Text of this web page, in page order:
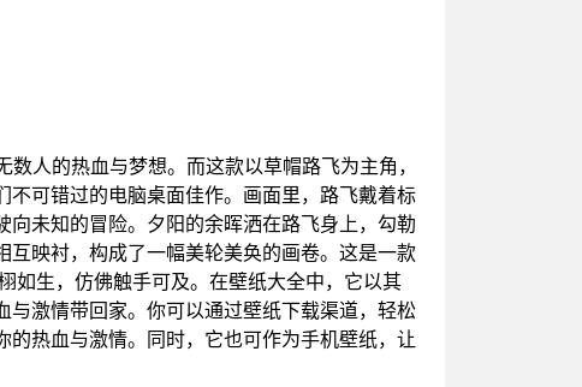
人的热血与梦想。而这款以草帽路飞为主角，
可错过的电脑桌面佳作。画面里，路飞戴着标
未知的冒险。夕阳的余晖洒在路飞身上，勾勒
映衬，构成了一幅美轮美奂的画卷。这是一款
如生，仿佛触手可及。在壁纸大全中，它以其
激情带回家。你可以通过壁纸下载渠道，轻松
热血与激情。同时，它也可作为手机壁纸，让